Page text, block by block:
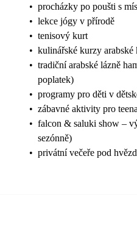
• procházky po poušti s
• lekce jógy v přírodě
• tenisový kurt
• kulinářské kurzy
• tradiční arabské lázně
poplatek)
• programy pro děti v
• zábavné aktivity pro
• falcon & saluki show –
sezónně)
• privátní večeře pod